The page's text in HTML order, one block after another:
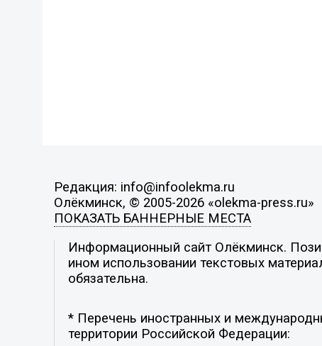
Редакция: info@infoolekma.ru
Олёкминск, © 2005-2026 «olekma-press.ru»
ПОКАЗАТЬ БАННЕРНЫЕ МЕСТА
Информационный сайт Олёкминск.
ином использовании текстовых
обязательна.
* Перечень иностранных и
территории Российской Федерации: